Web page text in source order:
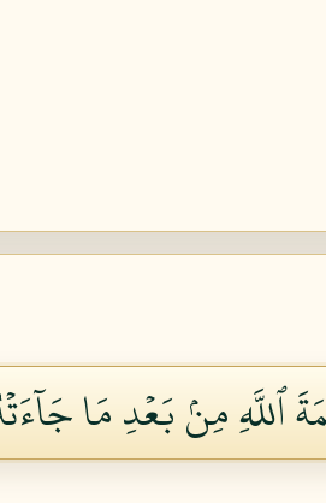
مِنۢ بَعۡدِ مَا